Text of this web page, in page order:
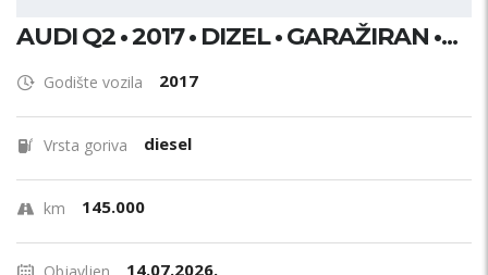
AUDI Q2 • 2017 • DIZEL • GARAŽIRAN •...
Godište vozila 2017
Vrsta goriva diesel
km 145.000
14.07.2026.